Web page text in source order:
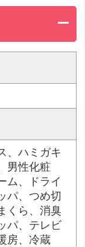
、ハミガキ
男性化粧
ム、ドライ
パ、つめ切
くら、消臭
パ、テレビ
房、冷蔵